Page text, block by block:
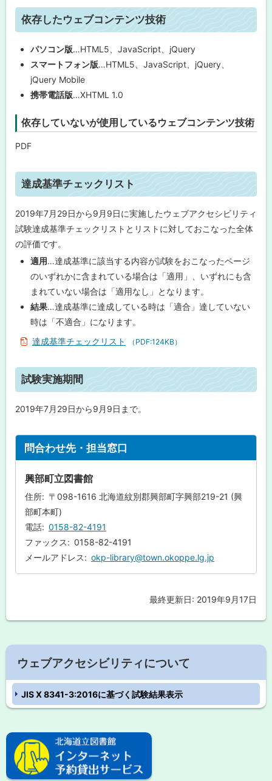
ト
ッ
依存したウェブコンテンツ技術
パソコン版…HTML5、JavaScript、jQuery
スマートフォン版…HTML5、JavaScript、jQuery、
jQuery Mobile
携帯電話版…XHTML 1.0
依存していないが使用しているウェブコンテンツ技術
PDF
ト
ッ
プ
に
戻
達成基準チェックリスト
2019年7月29日から9月9日に実施したウェブアクセシビリティ
試験達成基準チェックリストとリストに対しておこなった全体
の評価です。
適用…達成基準に該当する内容が試験をおこなったページ
のいずれかに含まれている場合は「適用」、いずれにも含
まれていない場合は「適用なし」となります。
結果…達成基準に達成している時は「適合」達していない
時は「不適合」になります。
達成基準チェックリスト
（PDF:124KB）
ト
ッ
プ
戻
試験実施期間
2019年7月29日から9月9日まで。
問合わせ先・担当窓口
興部町立図書館
住所
〒098-1616 北海道紋別郡興部町字興部219-21 (興
部町本町)
電話
0158-82-4191
ファックス
0158-82-4191
メールアドレス
okp-library@town.okoppe.lg.jp
に
戻
最終更新日: 2019年9月17日
イ
ド
メ
ニ
ウェブアクセシビリティについて
JIS X 8341-3:2016に基づく試験結果表示
ク